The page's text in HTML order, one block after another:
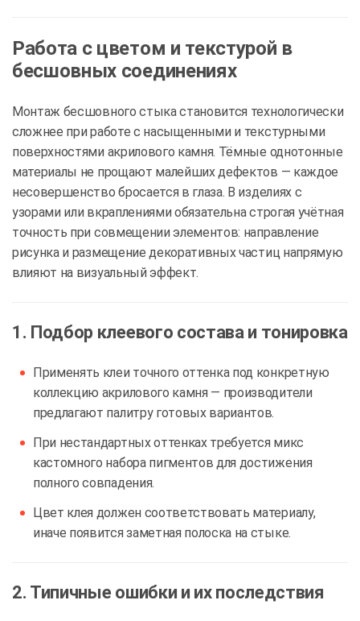
Работа с цветом и текстурой в
бесшовных соединениях
Монтаж бесшовного стыка становится технологически
сложнее при работе с насыщенными и текстурными
поверхностями акрилового камня. Тёмные однотонные
материалы не прощают малейших дефектов — каждое
несовершенство бросается в глаза. В изделиях с
узорами или вкраплениями обязательна строгая учётная
точность при совмещении элементов: направление
рисунка и размещение декоративных частиц напрямую
влияют на визуальный эффект.
1. Подбор клеевого состава и тонировка
Применять клеи точного оттенка под конкретную
коллекцию акрилового камня — производители
предлагают палитру готовых вариантов.
При нестандартных оттенках требуется микс
кастомного набора пигментов для достижения
полного совпадения.
Цвет клея должен соответствовать материалу,
иначе появится заметная полоска на стыке.
2. Типичные ошибки и их последствия